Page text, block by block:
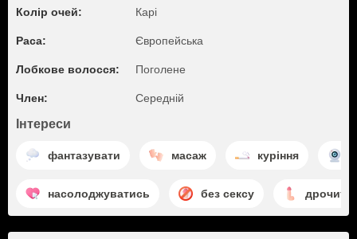
Колір очей: Карі
Раса: Європейська
Лобкове волосся: Поголене
Член: Середній
Інтереси
фантазувати масаж куріння
насолоджуватись без сексу дрочити